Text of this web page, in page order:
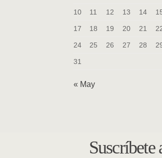
10 11 12 13 14
17 18 19 20 21
24 25 26 27 28
31
« May
Suscríbete